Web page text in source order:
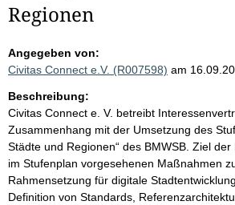
Regionen
Angegeben von:
Civitas Connect e.V. (R007598) am
Beschreibung:
Civitas Connect e. V. betreibt
Zusammenhang mit der Umsetzung des
Städte und Regionen“ des BMWSB. Ziel
im Stufenplan vorgesehenen Maßnahmen
Rahmensetzung für digitale
Definition von Standards,